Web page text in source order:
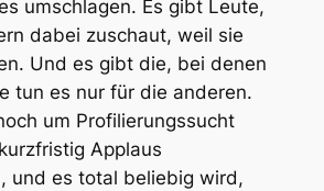
umschlagen. Es gibt Leute,
dabei zuschaut, weil sie
Und es gibt die, bei denen
tun es nur für die anderen.
um Profilierungssucht
Applaus
und es total beliebig wird,